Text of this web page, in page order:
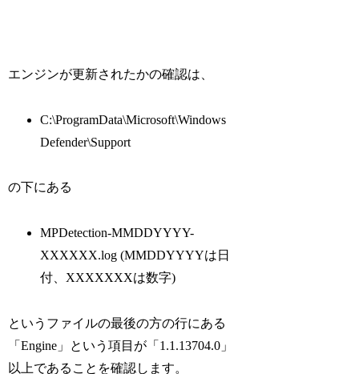
エンジンが更新されたかの確認は、
C:\ProgramData\Microsoft\Windows
Defender\Support
の下にある
MPDetection-MMDDYYYY-
XXXXXX.log (MMDDYYYYは日
付、XXXXXXXは数字)
というファイルの最後の方の行にある
「Engine」という項目が「1.1.13704.0」
以上であることを確認します。